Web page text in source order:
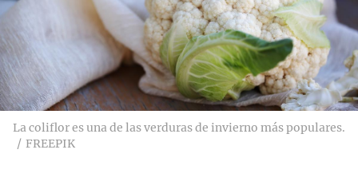
La coliflor es una de las verduras de invierno más populares.
FREEPIK